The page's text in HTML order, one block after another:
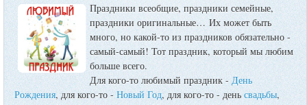
Праздники всеобщие, праздники семейные,
праздники оригинальные… Их может быть
много, но какой-то из праздников обязательно -
самый-самый! Тот праздник, который мы любим
больше всего.
Для кого-то любимый праздник - День
Рождения, для кого-то -Новый Год, для кого-то - деньсвадьбы,